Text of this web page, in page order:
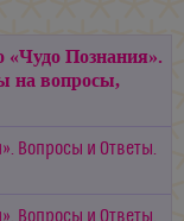
«Чудо Познания».
на вопросы,
Вопросы и Ответы.
Вопросы и Ответы.